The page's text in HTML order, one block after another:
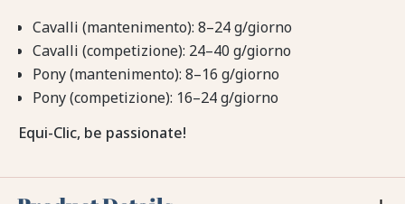
Cavalli (mantenimento): 8–24 g/giorno
Cavalli (competizione): 24–40 g/giorno
Pony (mantenimento): 8–16 g/giorno
Pony (competizione): 16–24 g/giorno
Equi-Clic, be passionate!